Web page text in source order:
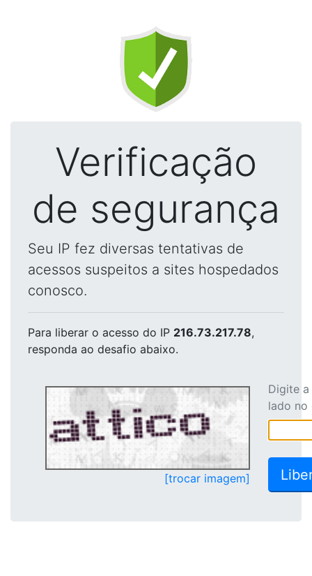
Verificação
de segurança
Seu IP fez diversas tentativas de
acessos suspeitos a sites hospedados
conosco.
Para liberar o acesso do IP 216.73.217.78,
responda ao desafio abaixo.
[trocar imagem]
Digite
lado no